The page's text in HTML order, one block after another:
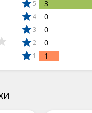
5 3
4 0
3 0
2 0
1 1